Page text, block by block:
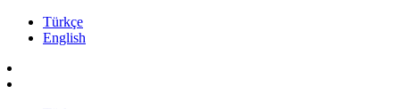
Türkçe
English